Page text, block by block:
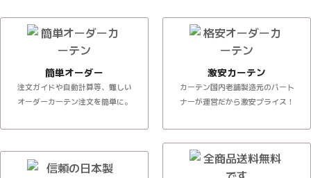
簡単オーダー
注文ガイドや自動計算等、難しい
オーダーカーテン注文を簡単に。
激安カーテン
カーテン国内老舗製造元のパート
ナーが運営だから激安プライス！